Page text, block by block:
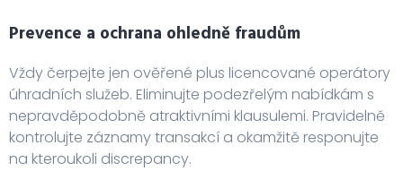
Prevence a ochrana ohledně fraudům
Vždy čerpejte jen ověřené plus licencované operátory
úhradních služeb. Eliminujte podezřelým nabídkám s
nepravděpodobně atraktivními klausulemi. Pravidelně
kontrolujte záznamy transakcí a okamžitě responujte
na kteroukoli discrepancy.